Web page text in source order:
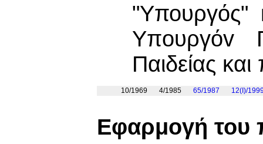
"Υπουργός"
Υπoυργόv
Παιδείας
10/1969 4/1985 65/1987 12(I)/
Εφαρμογή του